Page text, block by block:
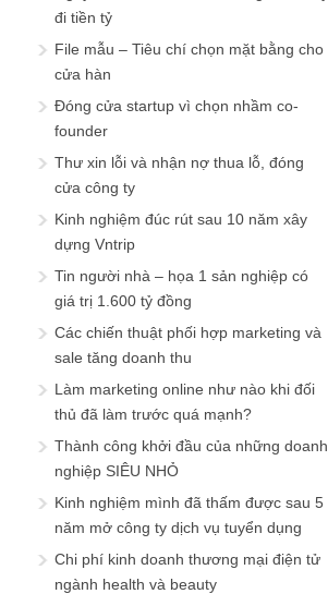
đi tiền tỷ
File mẫu – Tiêu chí chọn mặt bằng cho
cửa hàn
Đóng cửa startup vì chọn nhầm co-
founder
Thư xin lỗi và nhận nợ thua lỗ, đóng
cửa công ty
Kinh nghiệm đúc rút sau 10 năm xây
dựng Vntrip
Tin người nhà – họa 1 sản nghiệp có
giá trị 1.600 tỷ đồng
Các chiến thuật phối hợp marketing và
sale tăng doanh thu
Làm marketing online như nào khi đối
thủ đã làm trước quá mạnh?
Thành công khởi đầu của những doanh
nghiệp SIÊU NHỎ
Kinh nghiệm mình đã thấm được sau 5
năm mở công ty dịch vụ tuyển dụng
Chi phí kinh doanh thương mại điện tử
ngành health và beauty